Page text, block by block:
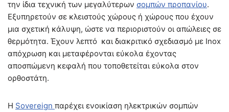
την ίδια τεχνική των μεγαλύτερων σομπών προπανίου.
Εξυπηρετούν σε κλειστούς χώρους ή χώρους που έχουν
μια σχετική κάλυψη, ώστε να περιοριστούν οι απώλειες σε
θερμότητα. Έχουν λεπτό και διακριτικό σχεδιασμό με Inox
απόχρωση και μεταφέρονται εύκολα έχοντας
αποσπώμενη κεφαλή που τοποθετείται εύκολα στον
ορθοστάτη.
Η Sovereign παρέχει ενοικίαση ηλεκτρικών σομπών